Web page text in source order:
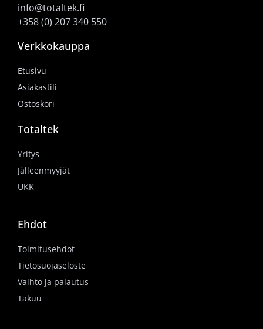
info@totaltek.fi
+358 (0) 207 340 550
Verkkokauppa
Etusivu
Asiakastili
Ostoskori
Totaltek
Yritys
Jälleenmyyjät
UKK
Ehdot
Toimitusehdot
Tietosuojaseloste
Vaihto ja palautus
Takuu